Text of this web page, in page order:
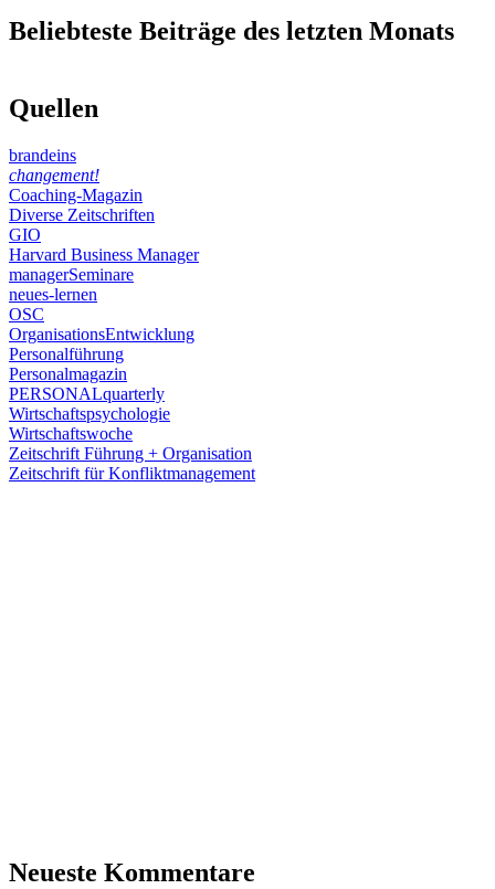
Beliebteste Beiträge des letzten Monats
Quellen
brandeins
changement!
Coaching-Magazin
Diverse Zeitschriften
GIO
Harvard Business Manager
managerSeminare
neues-lernen
OSC
OrganisationsEntwicklung
Personalführung
Personalmagazin
PERSONALquarterly
Wirtschaftspsychologie
Wirtschaftswoche
Zeitschrift Führung + Organisation
Zeitschrift für Konfliktmanagement
Neueste Kommentare